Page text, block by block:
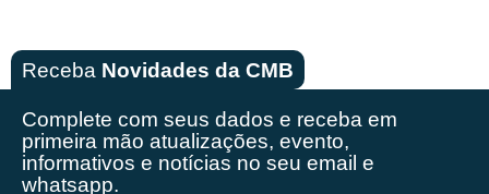
Receba Novidades da CMB
Complete com seus dados e receba em
primeira mão atualizações, evento,
informativos e notícias no seu email e
whatsapp.